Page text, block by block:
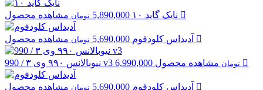
نایک گاید ۱۰ 5,890,000 تومان
آدیداس کلودفوم 5,690,000 تومان
نیوبالانس ۹۹۰ وی ۳ / 990 v3 6,990,000 تومان
آدیداس کلودفوم 5,690,000 تومان